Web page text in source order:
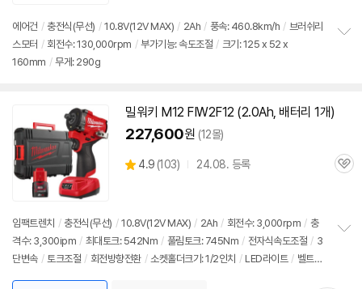
에어건 / 충전식(무선) / 10.8V(12VMAX) / 2Ah / 풍속: 460.8km/h / 브러쉬리
스모터 / 회전수: 130,000rpm / 부가기능: 속도조절 / 크기: 125 x 52 x
160mm / 무게: 290g
밀워키 M12 FIW2F12 (2.0Ah, 배터리 1개)
227,600원 (12몰)
별
4.9 (상
뷰
103) 24.08. 등록
관
임팩트렌치 / 충전식(무선) / 10.8V(12VMAX) / 2Ah / 회전수: 3,000rpm / 충
격수: 3,300ipm / 최대토크: 542Nm / 풀림토크: 745Nm / 전자식속도조절 / 3
단변속 / 토크조절 / 회전방향전환 / 소켓홀더크기: 1/2인치 / LED라이트 / 벨트클